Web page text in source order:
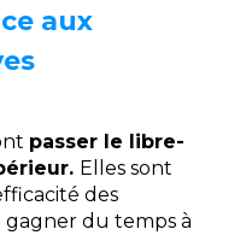
aux
passer le libre-
Elles sont
des
du temps à